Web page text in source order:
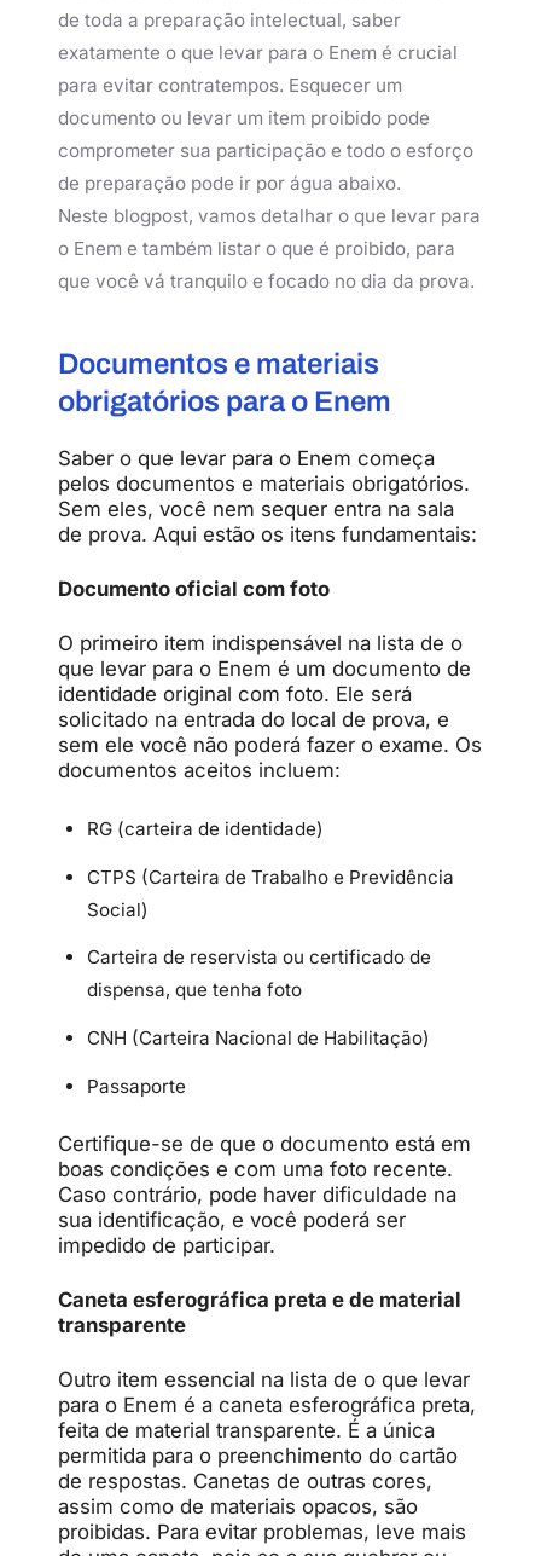
de toda a preparação intelectual, saber
exatamente o que levar para o Enem é crucial
para evitar contratempos. Esquecer um
documento ou levar um item proibido pode
comprometer sua participação e todo o esforço
de preparação pode ir por água abaixo.
Neste blogpost, vamos detalhar o que levar para
o Enem e também listar o que é proibido, para
que você vá tranquilo e focado no dia da prova.
Documentos e materiais
obrigatórios para o Enem
Saber o que levar para o Enem começa
pelos documentos e materiais obrigatórios.
Sem eles, você nem sequer entra na sala
de prova. Aqui estão os itens fundamentais:
Documento oficial com foto
O primeiro item indispensável na lista de o
que levar para o Enem é um documento de
identidade original com foto. Ele será
solicitado na entrada do local de prova, e
sem ele você não poderá fazer o exame. Os
documentos aceitos incluem:
RG (carteira de identidade)
CTPS (Carteira de Trabalho e Previdência
Social)
Carteira de reservista ou certificado de
dispensa, que tenha foto
CNH (Carteira Nacional de Habilitação)
Passaporte
Certifique-se de que o documento está em
boas condições e com uma foto recente.
Caso contrário, pode haver dificuldade na
sua identificação, e você poderá ser
impedido de participar.
Caneta esferográfica preta e de material
transparente
Outro item essencial na lista de o que levar
para o Enem é a caneta esferográfica preta,
feita de material transparente. É a única
permitida para o preenchimento do cartão
de respostas. Canetas de outras cores,
assim como de materiais opacos, são
proibidas. Para evitar problemas, leve mais